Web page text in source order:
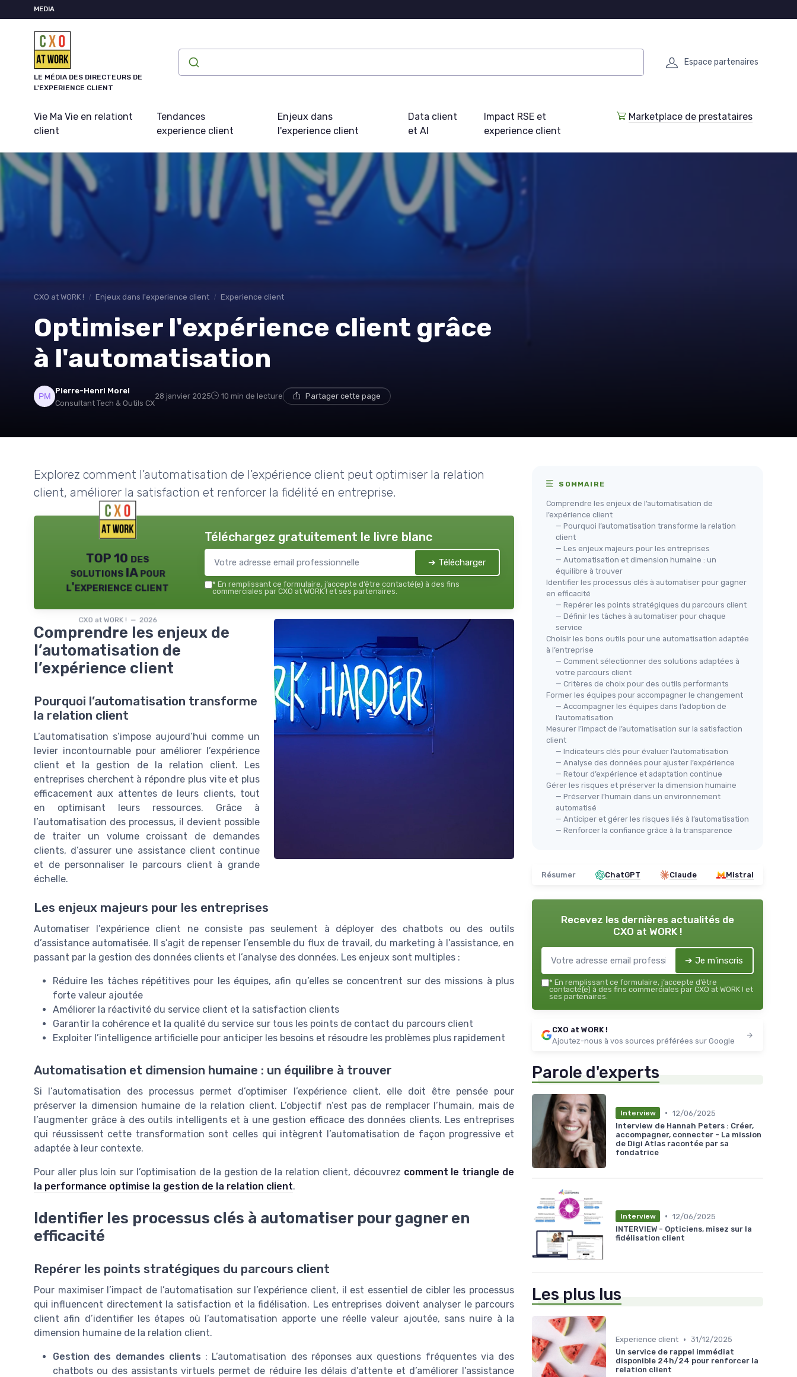
MEDIA
LE MÉDIA DES DIRECTEURS DE
L'EXPERIENCE CLIENT
Espace partenaires
Vie Ma Vie en relationt
client
Tendances
experience client
Enjeux dans
l'experience client
Data client
et AI
Impact RSE et
experience client
Marketplace de prestataires
CXO at WORK ! Enjeux dans l'experience client Experience client
Optimiser l'expérience client grâce
à l'automatisation
Pierre-Henri Morel
Consultant Tech & Outils CX
28 janvier 2025 10 min de lecture Partager cette page
Explorez comment l’automatisation de l’expérience client peut optimiser la relation
client, améliorer la satisfaction et renforcer la fidélité en entreprise.
TOP 10 des
solutions IA pour
l'experience client
CXO at WORK ! — 2026
Téléchargez gratuitement le livre blanc
➔ Télécharger
* En remplissant ce formulaire, j’accepte d’être contacté(e) à des fins
commerciales par CXO at WORK ! et ses partenaires.
Comprendre les enjeux de
l’automatisation de
l’expérience client
Pourquoi l’automatisation transforme
la relation client
L’automatisation s’impose aujourd’hui comme un
levier incontournable pour améliorer l’expérience
client et la gestion de la relation client. Les
entreprises cherchent à répondre plus vite et plus
efficacement aux attentes de leurs clients, tout
en optimisant leurs ressources. Grâce à
l’automatisation des processus, il devient possible
de traiter un volume croissant de demandes
clients, d’assurer une assistance client continue
et de personnaliser le parcours client à grande
échelle.
Les enjeux majeurs pour les entreprises
Automatiser l’expérience client ne consiste pas seulement à déployer des chatbots ou des outils
d’assistance automatisée. Il s’agit de repenser l’ensemble du flux de travail, du marketing à l’assistance, en
passant par la gestion des données clients et l’analyse des données. Les enjeux sont multiples :
Réduire les tâches répétitives pour les équipes, afin qu’elles se concentrent sur des missions à plus
forte valeur ajoutée
Améliorer la réactivité du service client et la satisfaction clients
Garantir la cohérence et la qualité du service sur tous les points de contact du parcours client
Exploiter l’intelligence artificielle pour anticiper les besoins et résoudre les problèmes plus rapidement
Automatisation et dimension humaine : un équilibre à trouver
Si l’automatisation des processus permet d’optimiser l’expérience client, elle doit être pensée pour
préserver la dimension humaine de la relation client. L’objectif n’est pas de remplacer l’humain, mais de
l’augmenter grâce à des outils intelligents et à une gestion efficace des données clients. Les entreprises
qui réussissent cette transformation sont celles qui intègrent l’automatisation de façon progressive et
adaptée à leur contexte.
Pour aller plus loin sur l’optimisation de la gestion de la relation client, découvrez comment le triangle de
la performance optimise la gestion de la relation client.
Identifier les processus clés à automatiser pour gagner en
efficacité
Repérer les points stratégiques du parcours client
Pour maximiser l’impact de l’automatisation sur l’expérience client, il est essentiel de cibler les processus
qui influencent directement la satisfaction et la fidélisation. Les entreprises doivent analyser le parcours
client afin d’identifier les étapes où l’automatisation apporte une réelle valeur ajoutée, sans nuire à la
dimension humaine de la relation client.
Gestion des demandes clients : L’automatisation des réponses aux questions fréquentes via des
chatbots ou des assistants virtuels permet de réduire les délais d’attente et d’améliorer l’assistance
SOMMAIRE
Comprendre les enjeux de l’automatisation de
l’expérience client
— Pourquoi l’automatisation transforme la relation
client
— Les enjeux majeurs pour les entreprises
— Automatisation et dimension humaine : un
équilibre à trouver
Identifier les processus clés à automatiser pour gagner
en efficacité
— Repérer les points stratégiques du parcours client
— Définir les tâches à automatiser pour chaque
service
Choisir les bons outils pour une automatisation adaptée
à l’entreprise
— Comment sélectionner des solutions adaptées à
votre parcours client
— Critères de choix pour des outils performants
Former les équipes pour accompagner le changement
— Accompagner les équipes dans l’adoption de
l’automatisation
Mesurer l’impact de l’automatisation sur la satisfaction
client
— Indicateurs clés pour évaluer l’automatisation
— Analyse des données pour ajuster l’expérience
— Retour d’expérience et adaptation continue
Gérer les risques et préserver la dimension humaine
— Préserver l’humain dans un environnement
automatisé
— Anticiper et gérer les risques liés à l’automatisation
— Renforcer la confiance grâce à la transparence
Résumer ChatGPT Claude Mistral
Recevez les dernières actualités de
CXO at WORK !
➔ Je m'inscris
* En remplissant ce formulaire, j’accepte d’être
contacté(e) à des fins commerciales par CXO at WORK ! et
ses partenaires.
CXO at WORK !
Ajoutez-nous à vos sources préférées sur Google
Parole d'experts
Interview • 12/06/2025
Interview de Hannah Peters : Créer,
accompagner, connecter - La mission
de Digi Atlas racontée par sa
fondatrice
Interview • 12/06/2025
INTERVIEW - Opticiens, misez sur la
fidélisation client
Les plus lus
Experience client • 31/12/2025
Un service de rappel immédiat
disponible 24h/24 pour renforcer la
relation client
Panneau de gestion des cookies